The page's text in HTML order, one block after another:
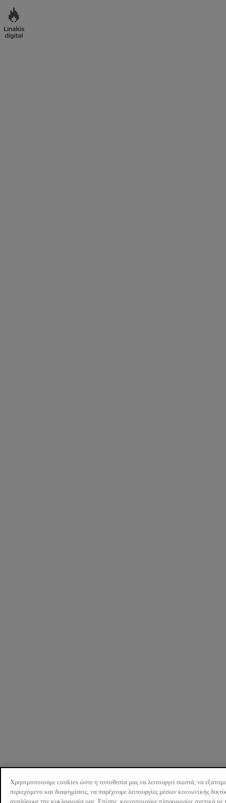
Χρησιμοποιούμε cookies ώστε η τοποθεσία μας να λειτουργεί σωστά, να
περιεχόμενο και διαφημίσεις, να παρέχουμε λειτουργίες μέσων κοινωνικής
αναλύουμε την κυκλοφορία μας. Επίσης, κοινοποιούμε πληροφορίες σχετικά με